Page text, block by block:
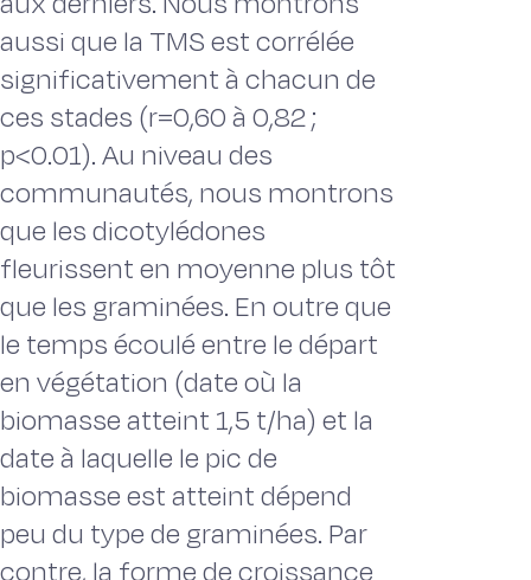
aussi que la TMS est corrélée
significativement à chacun de
ces stades (r=0,60 à 0,82 ;
p<0.01). Au niveau des
communautés, nous montrons
que les dicotylédones
fleurissent en moyenne plus tôt
que les graminées. En outre que
le temps écoulé entre le départ
en végétation (date où la
biomasse atteint 1,5 t/ha) et la
date à laquelle le pic de
biomasse est atteint dépend
peu du type de graminées. Par